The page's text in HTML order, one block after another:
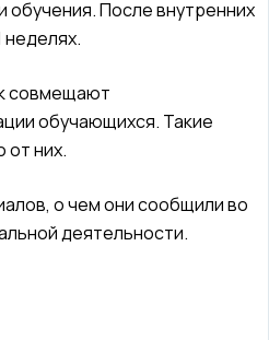
обучения. После внутренних
совмещают
обучающихся. Такие
от них.
о чем они сообщили во
деятельности.